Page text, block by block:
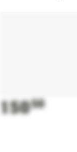
15050